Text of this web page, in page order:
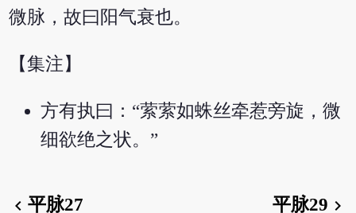
微脉，故曰阳气衰也。
【集注】
方有执曰：“萦萦如蛛丝牵惹旁旋，微
细欲绝之状。”
chevron_left平脉27 平脉29 chevron_right